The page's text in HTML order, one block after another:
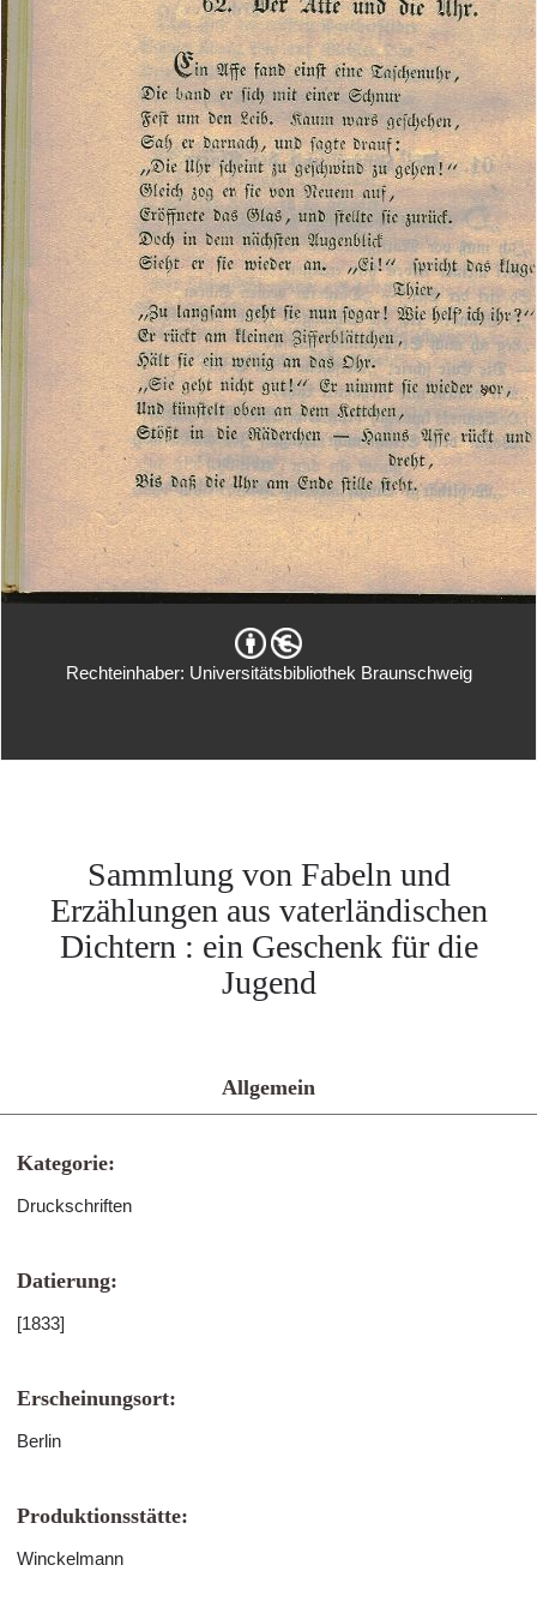
Rechteinhaber: Universitätsbibliothek Braunschweig
Sammlung von Fabeln und
Erzählungen aus vaterländischen
Dichtern : ein Geschenk für die
Jugend
Allgemein
Kategorie:
Druckschriften
Datierung:
[1833]
Erscheinungsort:
Berlin
Produktionsstätte:
Winckelmann